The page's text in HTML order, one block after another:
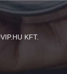
KFT.